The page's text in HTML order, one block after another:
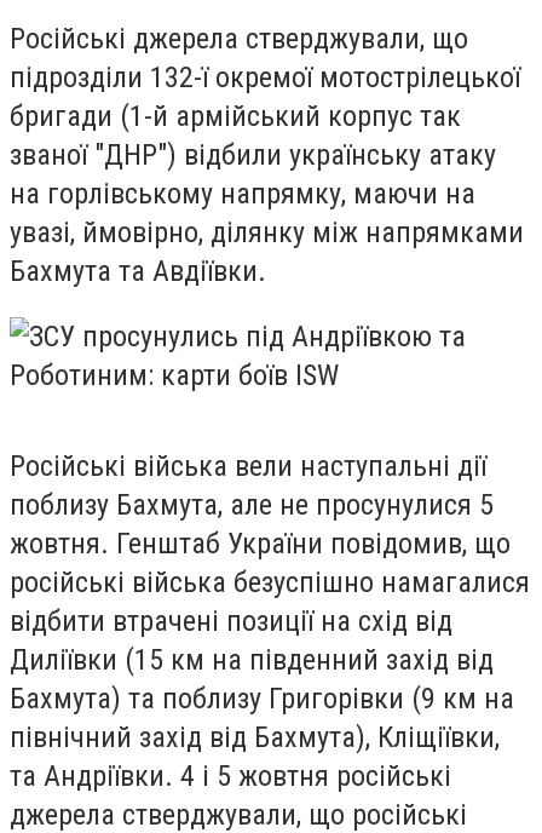
Російські джерела стверджували, що
підрозділи 132-ї окремої мотострілецької
бригади (1-й армійський корпус так
званої "ДНР") відбили українську атаку
на горлівському напрямку, маючи на
увазі, ймовірно, ділянку між напрямками
Бахмута та Авдіївки.
Російські війська вели наступальні дії
поблизу Бахмута, але не просунулися 5
жовтня. Генштаб України повідомив, що
російські війська безуспішно намагалися
відбити втрачені позиції на схід від
Диліївки (15 км на південний захід від
Бахмута) та поблизу Григорівки (9 км на
північний захід від Бахмута), Кліщіївки,
та Андріївки. 4 і 5 жовтня російські
джерела стверджували, що російські